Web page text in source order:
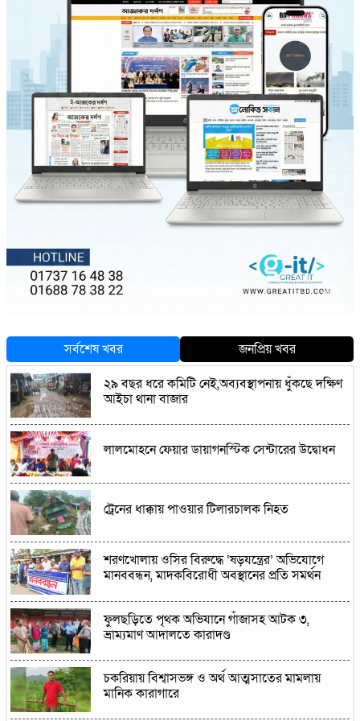
সর্বশেষ খবর
জনপ্রিয় খবর
২৯ বছর ধরে কমিটি নেই,অব্যবস্থাপনায় ধুঁকছে দক্ষিণ
আইচা থানা বাজার
লালমোহনে ফেয়ার ডায়াগনস্টিক সেন্টারের উদ্বোধন
ট্রেনের ধাক্কায় পাওয়ার টিলারচালক নিহত
শরণখোলায় ওসির বিরুদ্ধে ‘ষড়যন্ত্রের’ অভিযোগে
মানববন্ধন, মাদকবিরোধী অবস্থানের প্রতি সমর্থন
ফুলছড়িতে পৃথক অভিযানে গাঁজাসহ আটক ৩,
ভ্রাম্যমাণ আদালতে কারাদণ্ড
চকরিয়ায় বিশ্বাসভঙ্গ ও অর্থ আত্মসাতের মামলায়
মানিক কারাগারে